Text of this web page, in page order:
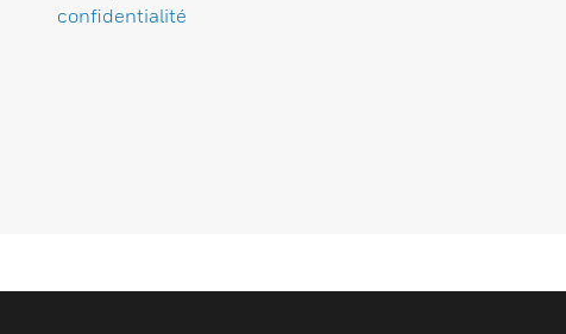
confidentialité